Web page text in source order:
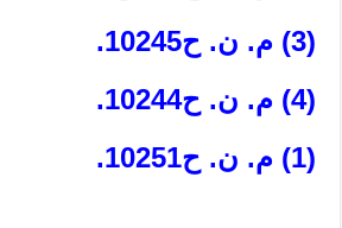
(3) م. ن. ح‏10245.
(4) م. ن. ح‏10244.
(1) م. ن. ح‏10251.